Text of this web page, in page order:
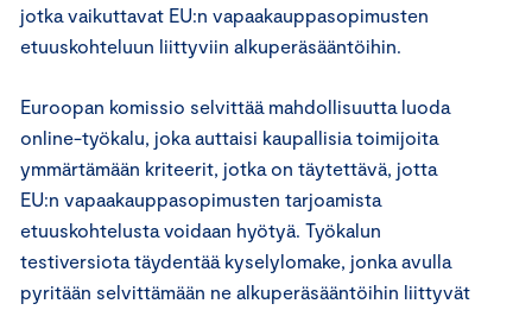
jotka vaikuttavat EU:n vapaakauppasopimusten
etuuskohteluun liittyviin alkuperäsääntöihin.
Euroopan komissio selvittää mahdollisuutta luoda
online-työkalu, joka auttaisi kaupallisia toimijoita
ymmärtämään kriteerit, jotka on täytettävä, jotta
EU:n vapaakauppasopimusten tarjoamista
etuuskohtelusta voidaan hyötyä. Työkalun
testiversiota täydentää kyselylomake, jonka avulla
pyritään selvittämään ne alkuperäsääntöihin liittyvät